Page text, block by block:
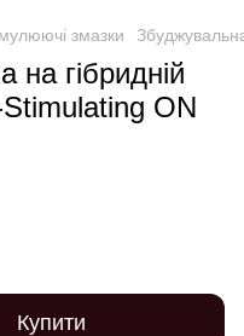
змазки
на гібридній
ON
Купити